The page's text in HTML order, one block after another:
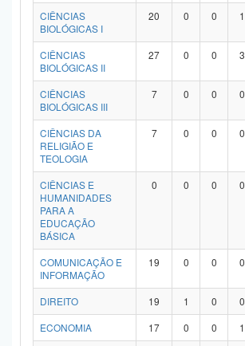
CIÊNCIAS
BIOLÓGICAS I
20 0 0 1
CIÊNCIAS
BIOLÓGICAS II
27 0 0 3
CIÊNCIAS
BIOLÓGICAS III
7 0 0 0
CIÊNCIAS DA
RELIGIÃO E
TEOLOGIA
7 0 0 0
CIÊNCIAS E
HUMANIDADES
PARA A
EDUCAÇÃO
BÁSICA
0 0 0 0
COMUNICAÇÃO E
INFORMAÇÃO
19 0 0 0
DIREITO 19 1 0 0
ECONOMIA
17 0 0 1